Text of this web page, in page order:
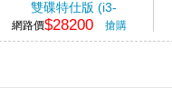
雙碟特仕版 (i3-
14100/8G/512G+1T/Win11)
網路價$28200 搶購